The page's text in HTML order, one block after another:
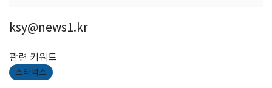
ksy@news1.kr
관련 키워드
스타벅스